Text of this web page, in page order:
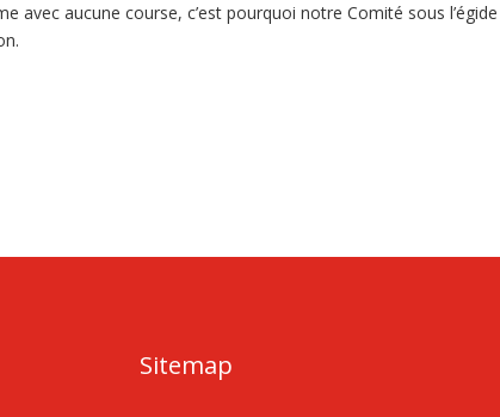
avec aucune course, c’est pourquoi notre Comité sous
Sitemap